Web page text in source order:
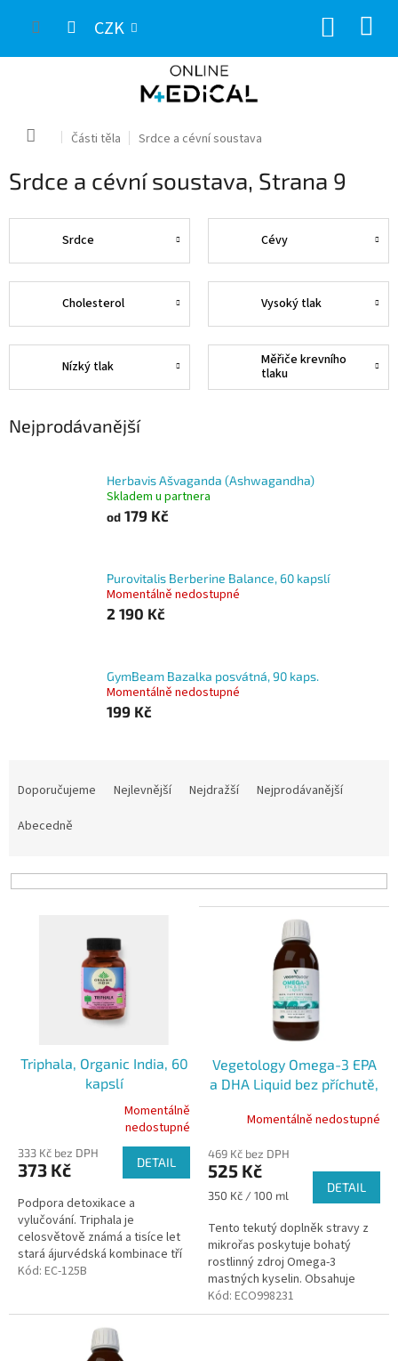
CZK
Domů Části těla Srdce a cévní soustava
Srdce a cévní soustava, Strana 9
Srdce Cévy
Cholesterol Vysoký tlak
Nízký tlak
Měřiče krevního
tlaku
Nejprodávanější
Herbavis Ašvaganda (Ashwagandha)
Skladem u partnera
od 179 Kč
Purovitalis Berberine Balance, 60 kapslí
Momentálně nedostupné
2 190 Kč
GymBeam Bazalka posvátná, 90 kaps.
Momentálně nedostupné
199 Kč
p
Doporučujeme Nejlevnější Nejdražší
Nejprodávanější
Abecedně
Triphala, Organic India, 60
kapslí
produktu
je
z
5
hvězdiček.
Momentálně
nedostupné
333 Kč bez DPH
373 Kč DETAIL
Podpora detoxikace a
vylučování. Triphala je
celosvětově známá a tisíce let
stará ájurvédská kombinace tří
ovocných plodů Amalaki,
Kód: EC-125B
Vegetology Omega-3 EPA
a DHA Liquid bez příchutě,
Momentálně nedostupné
469 Kč bez DPH
525 Kč
Měrná
350 Kč / 100 ml
DETAIL
Tento tekutý doplněk stravy z
mikrořas poskytuje bohatý
rostlinný zdroj Omega-3
mastných kyselin. Obsahuje
vysoké dávky EPA (300 mg) a
DHA (500 mg) v kombinaci s DPA
Kód: ECO998231